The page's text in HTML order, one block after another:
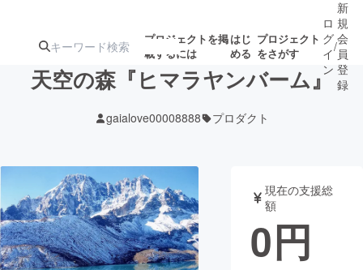
プロジェクトを掲
載するには
はじ
める
プロジェクト
をさがす
アート・写真
テクノロジー・ガジェット ゲーム・サ
ロ
グ
イ
ン
/
新
規
会
員
登
録
天空の森『ヒマラヤンバーム』
gaialove00008888 プロダクト
現在の支援総
額
0円